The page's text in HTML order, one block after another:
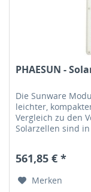
PHAESUN -
Die Sunware
leichter,
Vergleich zu den
Solarzellen sind in
561,85 € *
Merken